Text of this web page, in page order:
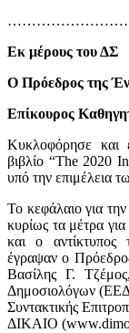
Εκ μέρους του ΔΣ
Ο Πρόεδρος της
Επίκουρος
Κυκλοφόρησε και
βιβλίο “The 2020
υπό την επιμέλεια
To κεφάλαιο για
κυρίως τα μέτρα
και ο αντίκτυπος
έγραψαν ο
Βασίλης Γ.
Δημοσιολόγων
Συντακτικής
ΔΙΚΑΙΟ